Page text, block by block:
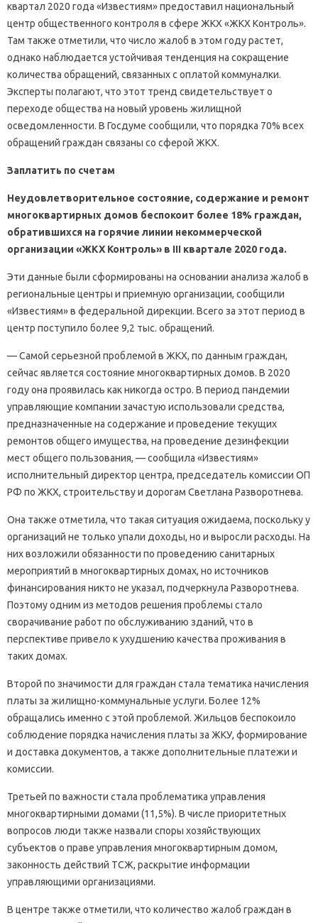
квартал 2020 года «Известиям» предоставил национальный
центр общественного контроля в сфере ЖКХ «ЖКХ Контроль».
Там также отметили, что число жалоб в этом году растет,
однако наблюдается устойчивая тенденция на сокращение
количества обращений, связанных с оплатой коммуналки.
Эксперты полагают, что этот тренд свидетельствует о
переходе общества на новый уровень жилищной
осведомленности. В Госдуме сообщили, что порядка 70% всех
обращений граждан связаны со сферой ЖКХ.
Заплатить по счетам
Неудовлетворительное состояние, содержание и ремонт
многоквартирных домов беспокоит более 18% граждан,
обратившихся на горячие линии некоммерческой
организации «ЖКХ Контроль» в III квартале 2020 года.
Эти данные были сформированы на основании анализа жалоб в
региональные центры и приемную организации, сообщили
«Известиям» в федеральной дирекции. Всего за этот период в
центр поступило более 9,2 тыс. обращений.
— Самой серьезной проблемой в ЖКХ, по данным граждан,
сейчас является состояние многоквартирных домов. В 2020
году она проявилась как никогда остро. В период пандемии
управляющие компании зачастую использовали средства,
предназначенные на содержание и проведение текущих
ремонтов общего имущества, на проведение дезинфекции
мест общего пользования, — сообщила «Известиям»
исполнительный директор центра, председатель комиссии ОП
РФ по ЖКХ, строительству и дорогам Светлана Разворотнева.
Она также отметила, что такая ситуация ожидаема, поскольку у
организаций не только упали доходы, но и выросли расходы. На
них возложили обязанности по проведению санитарных
мероприятий в многоквартирных домах, но источников
финансирования никто не указал, подчеркнула Разворотнева.
Поэтому одним из методов решения проблемы стало
сворачивание работ по обслуживанию зданий, что в
перспективе привело к ухудшению качества проживания в
таких домах.
Второй по значимости для граждан стала тематика начисления
платы за жилищно-коммунальные услуги. Более 12%
обращались именно с этой проблемой. Жильцов беспокоило
соблюдение порядка начисления платы за ЖКУ, формирование
и доставка документов, а также дополнительные платежи и
комиссии.
Третьей по важности стала проблематика управления
многоквартирными домами (11,5%). В числе приоритетных
вопросов люди также назвали споры хозяйствующих
субъектов о праве управления многоквартирным домом,
законность действий ТСЖ, раскрытие информации
управляющими организациями.
В центре также отметили, что количество жалоб граждан в